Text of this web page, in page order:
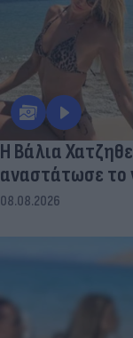
Η Βάλια
αναστάτωσε το
08.08.2026